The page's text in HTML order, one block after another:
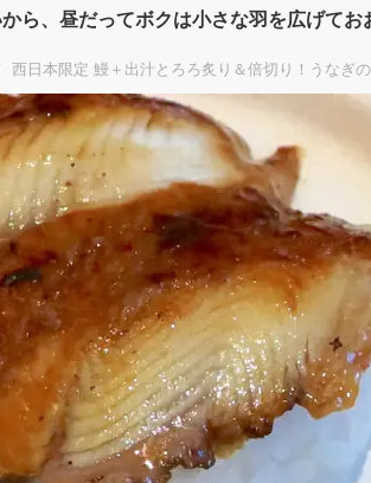
ら、昼だってボクは小さな羽を広げてお
西日本限定 鰻＋出汁とろろ炙り＆倍切り！うなぎ